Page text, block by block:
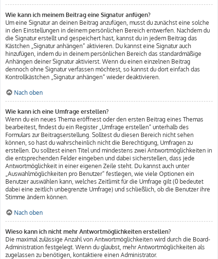
Wie kann ich meinem Beitrag eine Signatur anfügen?
Um eine Signatur an deinen Beitrag anzufügen, musst du zunächst eine solche
in den Einstellungen in deinem persönlichen Bereich entwerfen. Nachdem du
die Signatur erstellt und gespeichert hast, kannst du in jedem Beitrag das
Kästchen „Signatur anhängen“ aktivieren. Du kannst eine Signatur auch
hinzufügen, indem du in deinem persönlichen Bereich das standardmäßige
Anhängen deiner Signatur aktivierst. Wenn du einen einzelnen Beitrag
dennoch ohne Signatur verfassen möchtest, so kannst du dort einfach das
Kontrollkästchen „Signatur anhängen“ wieder deaktivieren.
Nach oben
Wie kann ich eine Umfrage erstellen?
Wenn du ein neues Thema eröffnest oder den ersten Beitrag eines Themas
bearbeitest, findest du ein Register „Umfrage erstellen“ unterhalb des
Formulars zur Beitragserstellung. Solltest du diesen Bereich nicht sehen
können, so hast du wahrscheinlich nicht die Berechtigung, Umfragen zu
erstellen. Du solltest einen Titel und mindestens zwei Antwortmöglichkeiten in
die entsprechenden Felder eingeben und dabei sicherstellen, dass jede
Antwortmöglichkeit in einer eigenen Zeile steht. Du kannst auch unter
„Auswahlmöglichkeiten pro Benutzer“ festlegen, wie viele Optionen ein
Benutzer auswählen kann, welches Zeitlimit für die Umfrage gilt (0 bedeutet
dabei eine zeitlich unbegrenzte Umfrage) und schließlich, ob die Benutzer ihre
Stimme ändern können.
Nach oben
Wieso kann ich nicht mehr Antwortmöglichkeiten erstellen?
Die maximal zulässige Anzahl von Antwortmöglichkeiten wird durch die Board-
Administration festgelegt. Wenn du glaubst, mehr Antwortmöglichkeiten als
zugelassen zu benötigen, kontaktiere einen Administrator.